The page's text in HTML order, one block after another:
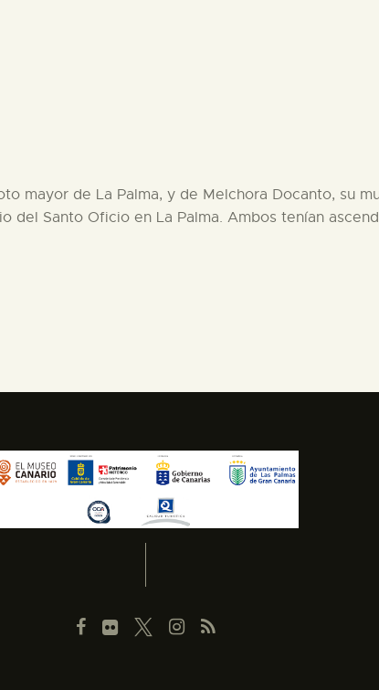
mayor de La Palma, y de Melchora Docanto, su
del Santo Oficio en La Palma. Ambos tenían